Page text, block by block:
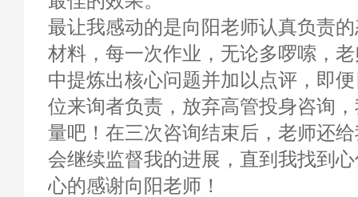
最让我感动的是向阳老师认真负责
材料，每一次作业，无论多啰嗦，
中提炼出核心问题并加以点评，即
位来询者负责，放弃高管投身咨询
量吧！在三次咨询结束后，老师还
会继续监督我的进展，直到我找到
心的感谢向阳老师！